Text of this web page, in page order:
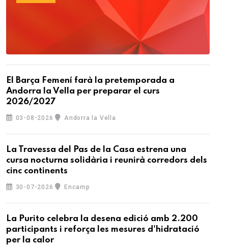
El Barça Femení farà la pretemporada a
Andorra la Vella per preparar el curs
2026/2027
03-08-2026 Andorra la Vella
La Travessa del Pas de la Casa estrena una
cursa nocturna solidària i reunirà corredors dels
cinc continents
30-07-2026 Encamp
La Purito celebra la desena edició amb 2.200
participants i reforça les mesures d'hidratació
per la calor